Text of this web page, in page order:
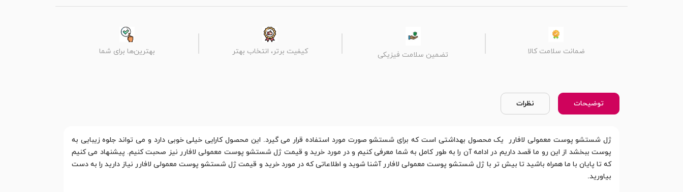
ضمانت سلامت کالا تضمین سلامت فیزیکی کیفیت برتر، انتخاب بهتر بهترین‌ها برای شما
توضیحات نظرات
ژل شستشو پوست معمولی لافارر یک محصول بهداشتی است که برای شستشو صورت مورد استفاده قرار می گیرد. این محصول کارایی خیلی خوبی دارد و می تواند جلوه زیبایی به
پوست ببخشد از این رو ما قصد داریم در ادامه آن را به طور کامل به شما معرفی کنیم و در مورد خرید و قیمت ژل شستشو پوست معمولی لافارر نیز صحبت کنیم. پیشنهاد می کنیم
که تا پایان با ما همراه باشید تا بیش تر با ژل شستشو پوست معمولی لافارر آشنا شوید و اطلاعاتی که در مورد خرید و قیمت ژل شستشو پوست معمولی لافارر نیاز دارید را به دست
بیاورید.